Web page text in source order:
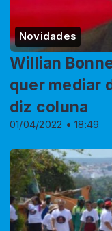
Novidades
01/04/2022 • 18:49
Willian
quer mediar
diz coluna